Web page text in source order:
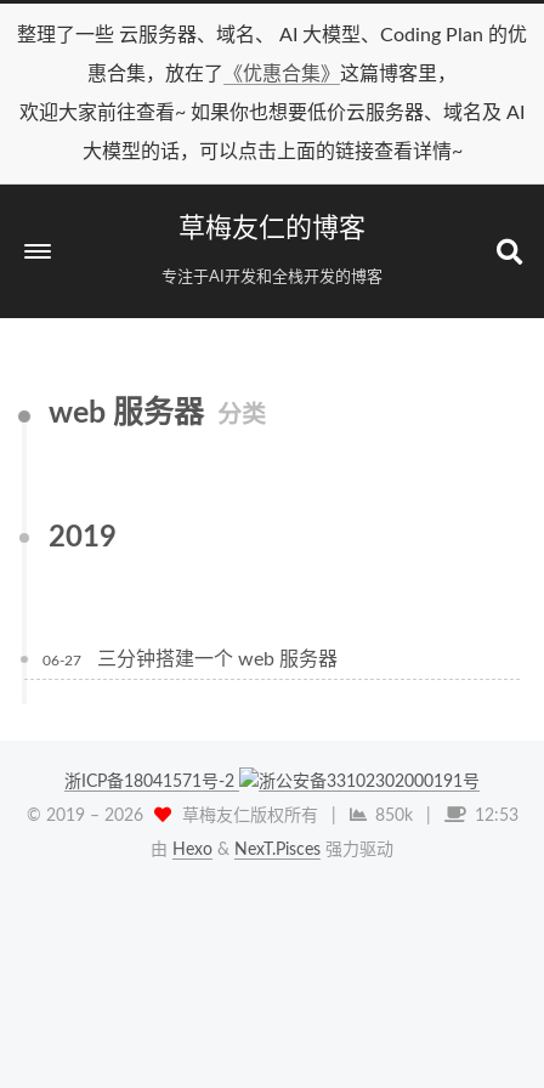
整理了一些 云服务器、域名、 AI 大模型、Coding Plan 的优
惠合集，放在了
《优惠合集》 这篇博客里，
欢迎大家前往查看~ 如果你也想要低价云服务器、域名及 AI
大模型的话，可以点击上面的链接查看详情~
草梅友仁的博客
专注于AI开发和全栈开发的博客
web 服务器 分类
2019
06-27 三分钟搭建一个 web 服务器
浙ICP备18041571号-2
浙公安备33102302000191号
© 2019 – 2026 草梅友仁版权所有 850k
12:53
由 Hexo & NexT.Pisces 强力驱动